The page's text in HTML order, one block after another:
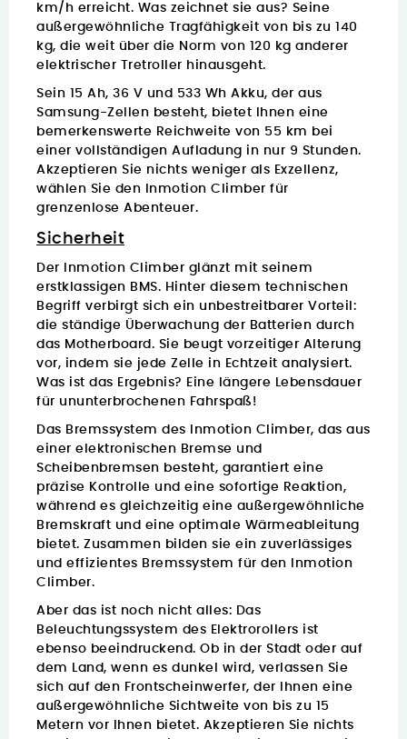
km/h erreicht. Was zeichnet sie aus? Seine
außergewöhnliche Tragfähigkeit von bis zu 140
kg, die weit über die Norm von 120 kg anderer
elektrischer Tretroller hinausgeht.
Sein 15 Ah, 36 V und 533 Wh Akku, der aus
Samsung-Zellen besteht, bietet Ihnen eine
bemerkenswerte Reichweite von 55 km bei
einer vollständigen Aufladung in nur 9 Stunden.
Akzeptieren Sie nichts weniger als Exzellenz,
wählen Sie den Inmotion Climber für
grenzenlose Abenteuer.
Sicherheit
Der Inmotion Climber glänzt mit seinem
erstklassigen BMS. Hinter diesem technischen
Begriff verbirgt sich ein unbestreitbarer Vorteil:
die ständige Überwachung der Batterien durch
das Motherboard. Sie beugt vorzeitiger Alterung
vor, indem sie jede Zelle in Echtzeit analysiert.
Was ist das Ergebnis? Eine längere Lebensdauer
für ununterbrochenen Fahrspaß!
Das Bremssystem des Inmotion Climber, das aus
einer elektronischen Bremse und
Scheibenbremsen besteht, garantiert eine
präzise Kontrolle und eine sofortige Reaktion,
während es gleichzeitig eine außergewöhnliche
Bremskraft und eine optimale Wärmeableitung
bietet. Zusammen bilden sie ein zuverlässiges
und effizientes Bremssystem für den Inmotion
Climber.
Aber das ist noch nicht alles: Das
Beleuchtungssystem des Elektrorollers ist
ebenso beeindruckend. Ob in der Stadt oder auf
dem Land, wenn es dunkel wird, verlassen Sie
sich auf den Frontscheinwerfer, der Ihnen eine
außergewöhnliche Sichtweite von bis zu 15
Metern vor Ihnen bietet. Akzeptieren Sie nichts